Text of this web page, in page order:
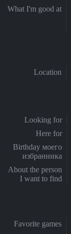
What I'm good at
Location
Looking for
Here for
Birthday моего
избранника
About the person
I want to find
Favorite games